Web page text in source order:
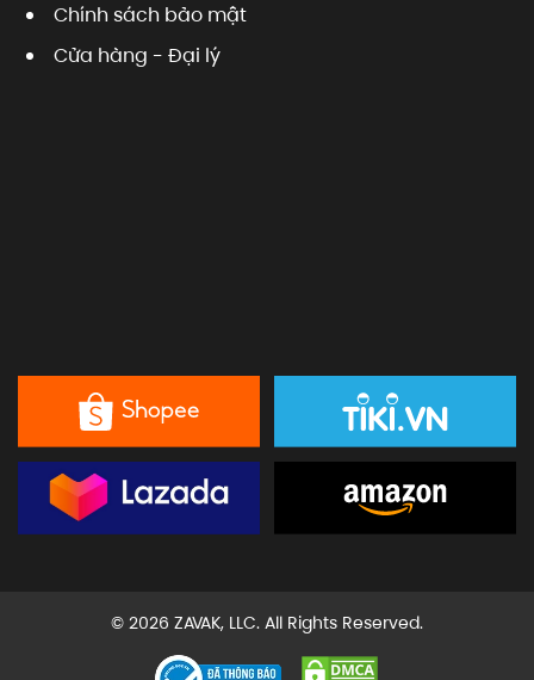
Chính sách bảo mật
Cửa hàng - Đại lý
© 2026 ZAVAK, LLC. All Rights Reserved.